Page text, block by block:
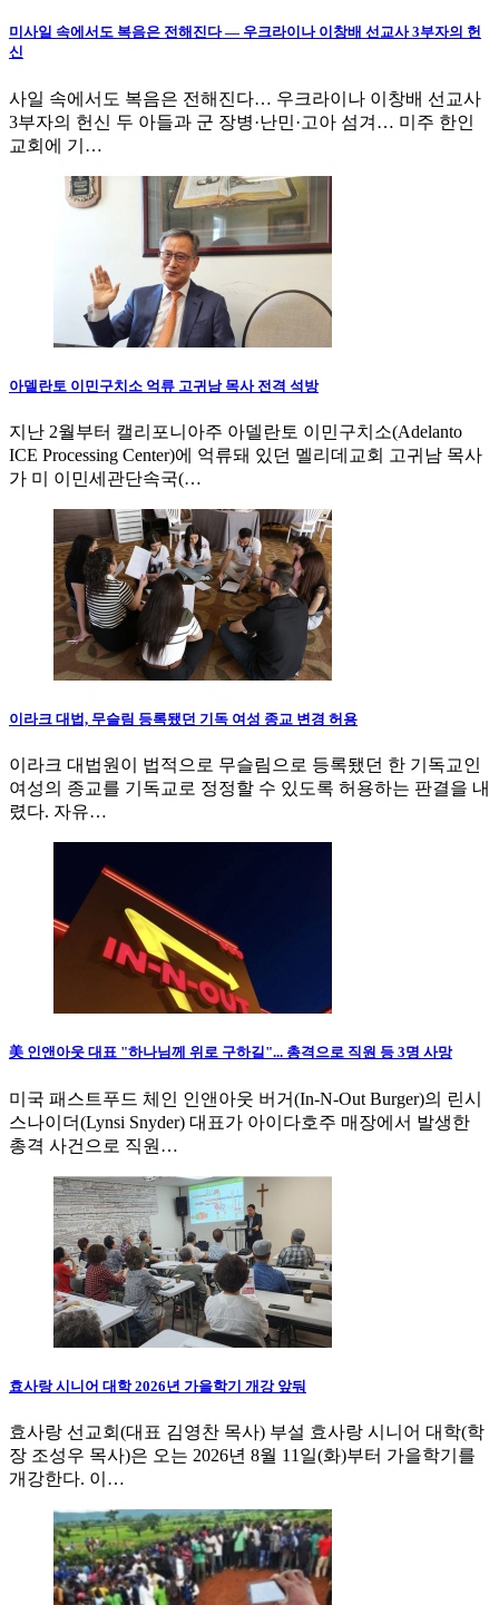
미사일 속에서도 복음은 전해진다 — 우크라이나 이창배 선교사 3부자의 헌
신
사일 속에서도 복음은 전해진다… 우크라이나 이창배 선교사
3부자의 헌신 두 아들과 군 장병·난민·고아 섬겨… 미주 한인
교회에 기…
아델란토 이민구치소 억류 고귀남 목사 전격 석방
지난 2월부터 캘리포니아주 아델란토 이민구치소(Adelanto
ICE Processing Center)에 억류돼 있던 멜리데교회 고귀남 목사
가 미 이민세관단속국(…
이라크 대법, 무슬림 등록됐던 기독 여성 종교 변경 허용
이라크 대법원이 법적으로 무슬림으로 등록됐던 한 기독교인
여성의 종교를 기독교로 정정할 수 있도록 허용하는 판결을 내
렸다. 자유…
美 인앤아웃 대표 "하나님께 위로 구하길"... 총격으로 직원 등 3명 사망
미국 패스트푸드 체인 인앤아웃 버거(In-N-Out Burger)의 린시
스나이더(Lynsi Snyder) 대표가 아이다호주 매장에서 발생한
총격 사건으로 직원…
효사랑 시니어 대학 2026년 가을학기 개강 앞둬
효사랑 선교회(대표 김영찬 목사) 부설 효사랑 시니어 대학(학
장 조성우 목사)은 오는 2026년 8월 11일(화)부터 가을학기를
개강한다. 이…